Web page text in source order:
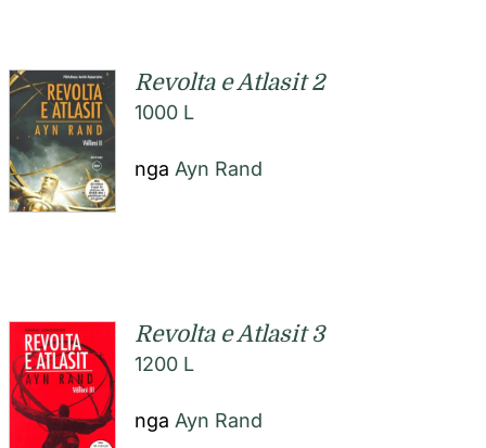
Revolta e Atlasit 2
1000 L
nga Ayn Rand
Revolta e Atlasit 3
1200 L
nga Ayn Rand